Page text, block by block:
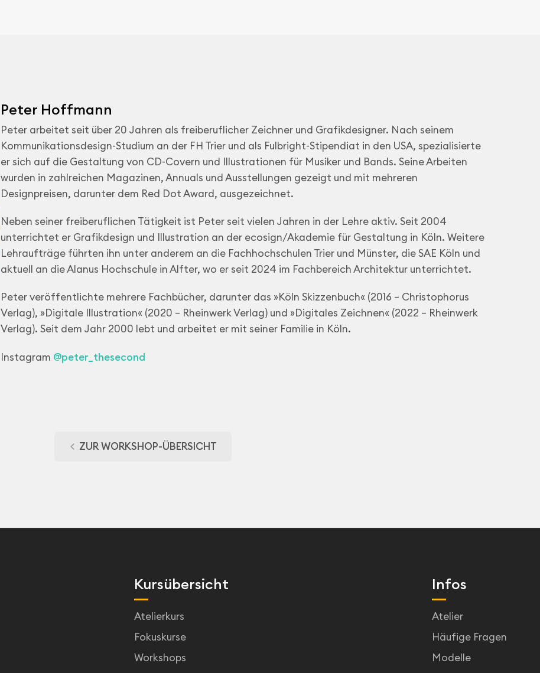
Peter Hoffmann
Peter arbeitet seit über 20 Jahren als freiberuflicher Zeichner und Grafikdesigner. Nach seinem
Kommunikationsdesign-Studium an der FH Trier und als Fulbright-Stipendiat in den USA, spezialisierte
er sich auf die Gestaltung von CD-Covern und Illustrationen für Musiker und Bands. Seine Arbeiten
wurden in zahlreichen Magazinen, Annuals und Ausstellungen gezeigt und mit mehreren
Designpreisen, darunter dem Red Dot Award, ausgezeichnet.
Neben seiner freiberuflichen Tätigkeit ist Peter seit vielen Jahren in der Lehre aktiv. Seit 2004
unterrichtet er Grafikdesign und Illustration an der ecosign/Akademie für Gestaltung in Köln. Weitere
Lehraufträge führten ihn unter anderem an die Fachhochschulen Trier und Münster, die SAE Köln und
aktuell an die Alanus Hochschule in Alfter, wo er seit 2024 im Fachbereich Architektur unterrichtet.
Peter veröffentlichte mehrere Fachbücher, darunter das »Köln Skizzenbuch« (2016 – Christophorus
Verlag), »Digitale Illustration« (2020 – Rheinwerk Verlag) und »Digitales Zeichnen« (2022 – Rheinwerk
Verlag). Seit dem Jahr 2000 lebt und arbeitet er mit seiner Familie in Köln.
Instagram @peter_thesecond
ZUR WORKSHOP-ÜBERSICHT
Kursübersicht
Atelierkurs
Fokuskurse
Workshops
Infos
Atelier
Häufige Fragen
Modelle